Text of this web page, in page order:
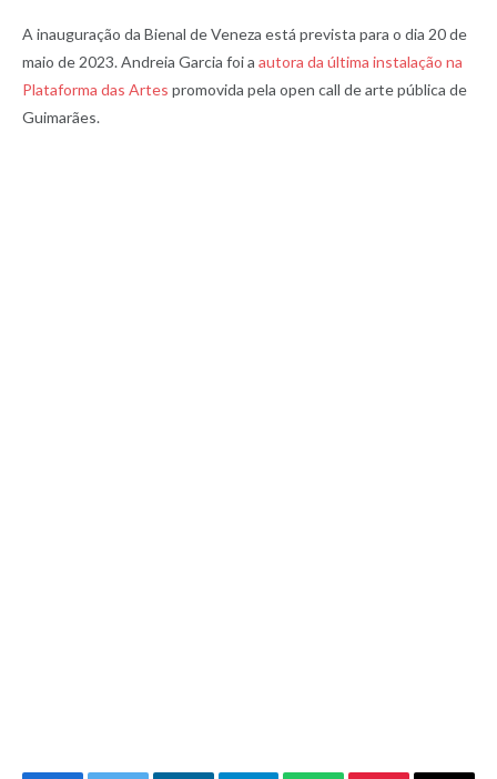
A inauguração da Bienal de Veneza está prevista para o dia 20 de
maio de 2023. Andreia Garcia foi a autora da última instalação na
Plataforma das Artes promovida pela open call de arte pública de
Guimarães.